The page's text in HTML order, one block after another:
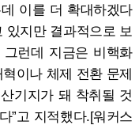
이를 더 확대하겠다
지만 결과적으로 보
런데 지금은 비핵화
이나 체제 전환 문제
기지가 돼 착취될 것
”고 지적했다.[워커스